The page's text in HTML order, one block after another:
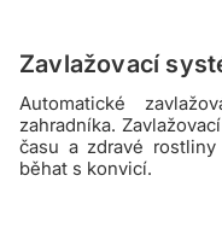
Zavlažovací
Automatické
zahradníka.
času a zdravé
běhat s konvicí.